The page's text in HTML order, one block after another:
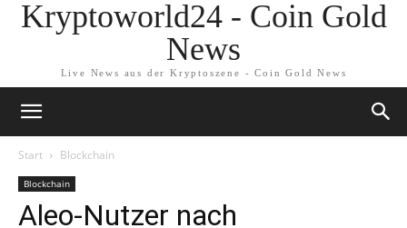
Kryptoworld24 - Coin Gold
News
Live News aus der Kryptoszene - Coin Gold News
Start Blockchain
Blockchain
Aleo-Nutzer nach